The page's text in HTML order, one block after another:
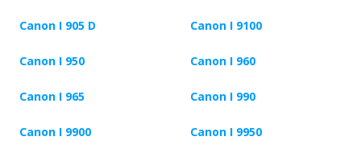
Canon I 905 D Canon I 9100
Canon I 950 Canon I 960
Canon I 965 Canon I 990
Canon I 9900 Canon I 9950